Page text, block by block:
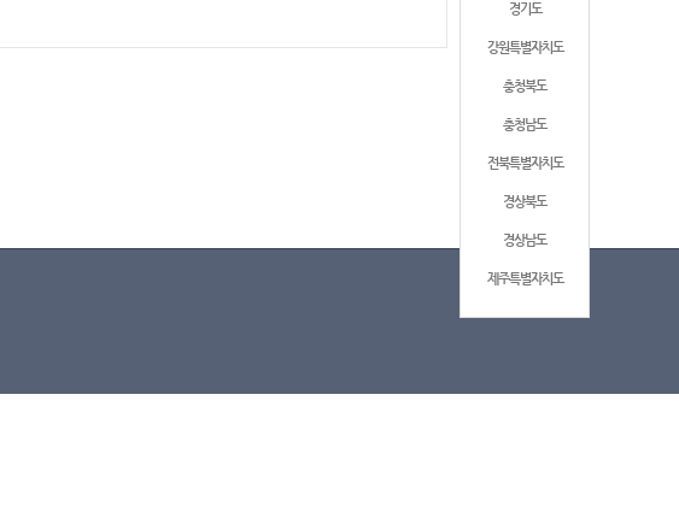
경기도
강원특별자치도
충청북도
충청남도
전북특별자치도
경상북도
경상남도
제주특별자치도